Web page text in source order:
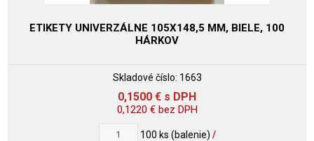
ETIKETY UNIVERZÁLNE 105X148,5 MM, BIELE, 100
HÁRKOV
Skladové číslo: 1663
0,1500 € s DPH
0,1220 €bez DPH
100 ks (balenie) /